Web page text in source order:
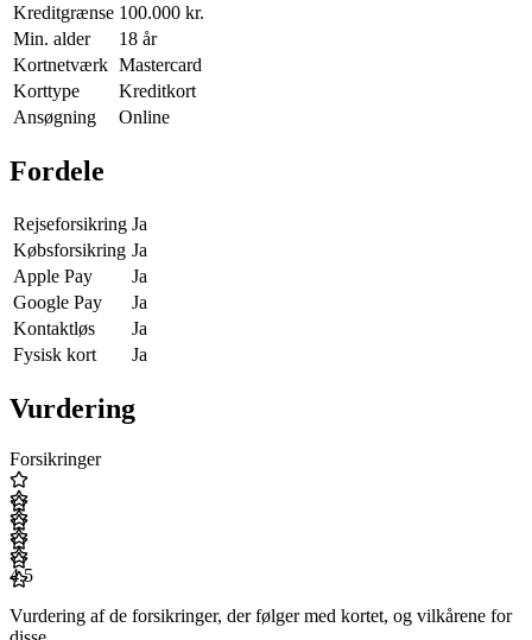
Kreditgrænse 100.000 kr.
Min. alder
18 år
Kortnetværk Mastercard
Korttype
Kreditkort
Ansøgning
Online
Fordele
Rejseforsikring Ja
Købsforsikring Ja
Apple Pay
Ja
Google Pay
Ja
Kontaktløs
Ja
Fysisk kort
Ja
Vurdering
Forsikringer
4.5
Vurdering af de forsikringer, der følger med kortet, og vilkårene for